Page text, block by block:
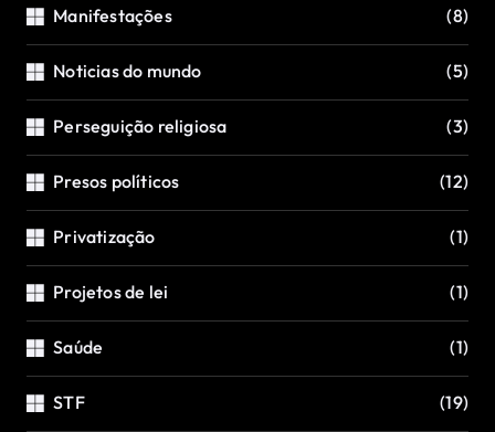
Manifestações (8)
Noticias do mundo (5)
Perseguição religiosa (3)
Presos políticos (12)
Privatização (1)
Projetos de lei (1)
Saúde (1)
STF (19)